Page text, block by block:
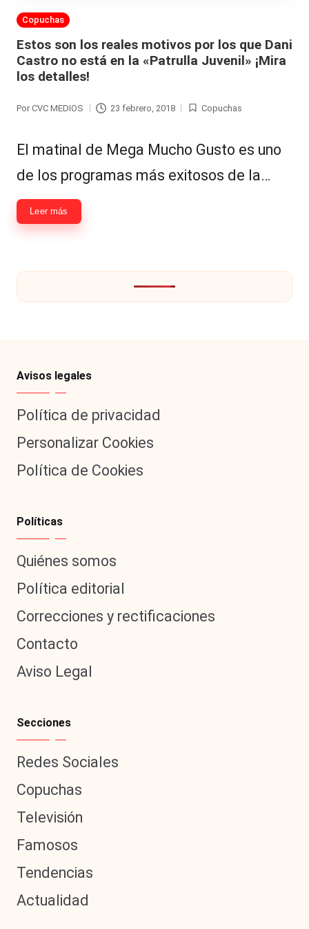
á
n
d
ul
a
C
hi
le
n
a
R
e
y
s,
T
V
y
e
d
e
s
|
L
a
V
C
Hermano
Tendencias
-
Exclusivas
redes
Publicada
Copuchas
Estos son los reales motivos por los que Dani
Castro no está en la «Patrulla Juvenil» ¡Mira
los detalles!
Publicado
Por CVC MEDIOS 23 febrero, 2018
Publicada
Copuchas
El matinal de Mega Mucho Gusto es uno
de los programas más exitosos de la…
Leer más
Avisos legales
Política de privacidad
Personalizar Cookies
Política de Cookies
Políticas
Quiénes somos
Política editorial
Correcciones y rectificaciones
Contacto
Aviso Legal
Secciones
Redes Sociales
Copuchas
Televisión
Famosos
Tendencias
Actualidad